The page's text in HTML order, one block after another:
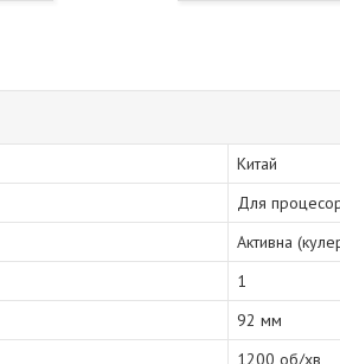
Китай
Для
Активна
1
92 мм
1200 об/хв